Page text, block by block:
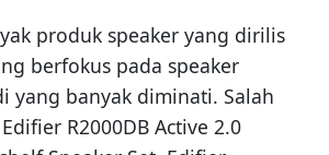
produk speaker yang dirilis
berfokus pada speaker
yang banyak diminati. Salah
R2000DB Active 2.0